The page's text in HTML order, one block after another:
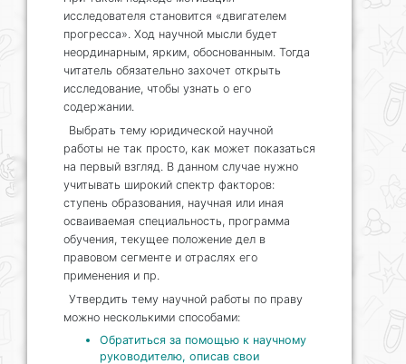
исследователя становится «двигателем
прогресса». Ход научной мысли будет
неординарным, ярким, обоснованным. Тогда
читатель обязательно захочет открыть
исследование, чтобы узнать о его
содержании.
Выбрать тему юридической научной
работы не так просто, как может показаться
на первый взгляд. В данном случае нужно
учитывать широкий спектр факторов:
ступень образования, научная или иная
осваиваемая специальность, программа
обучения, текущее положение дел в
правовом сегменте и отраслях его
применения и пр.
Утвердить тему научной работы по праву
можно несколькими способами:
Обратиться за помощью к научному
руководителю, описав свои